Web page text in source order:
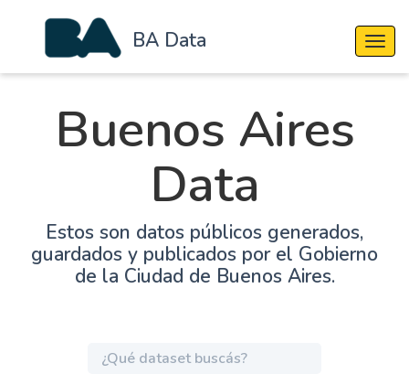
BA Data
Buenos Aires
Data
Estos son datos públicos generados,
guardados y publicados por el Gobierno
de la Ciudad de Buenos Aires.